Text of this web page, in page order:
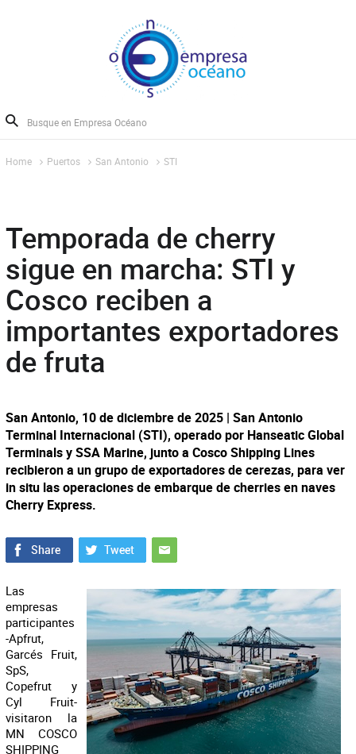
Home Puertos San Antonio STI
Temporada de cherry
sigue en marcha: STI y
Cosco reciben a
importantes exportadores
de fruta
San Antonio, 10 de diciembre de 2025 | San Antonio
Terminal Internacional (STI), operado por Hanseatic Global
Terminals y SSA Marine, junto a Cosco Shipping Lines
recibieron a un grupo de exportadores de cerezas, para ver
in situ las operaciones de embarque de cherries en naves
Cherry Express.
Las
empresas
participantes
-Apfrut,
Garcés Fruit,
SpS,
Copefrut y
Cyl Fruit-
visitaron la
MN COSCO
SHIPPING